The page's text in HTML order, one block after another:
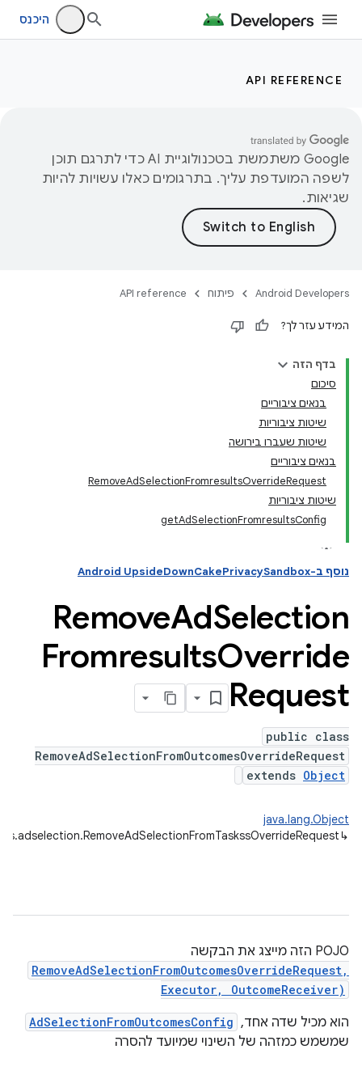
היכנס
API REFERENCE
‫Google משתמשת בטכנולוגיית AI כדי לתרגם תוכן
לשפה המועדפת עליך. בתרגומים כאלו עשויות להיות
שגיאות.
Android Developers פיתוח API reference
המידע עזר לך?
בדף הזה
סיכום
בנאים ציבוריים
שיטות ציבוריות
שיטות שעברו בירושה
בנאים ציבוריים
RemoveAdSelectionFromresultsOverrideRequest
שיטות ציבוריות
getAdSelectionFromresultsConfig
נוסף ב-Android UpsideDownCakePrivacySandbox
RemoveAdSelection
FromresultsOverride
Request
public class
RemoveAdSelectionFromOutcomesOverrideRequest
extends Object
java.lang.Object
↳
POJO הזה מייצג את הבקשה
RemoveAdSelectionFromOutcomesOverrideRequest,
Executor, OutcomeReceiver)
הוא מכיל שדה אחד, AdSelectionFromOutcomesConfig
שמשמש כמזהה של השינוי שמיועד להסרה